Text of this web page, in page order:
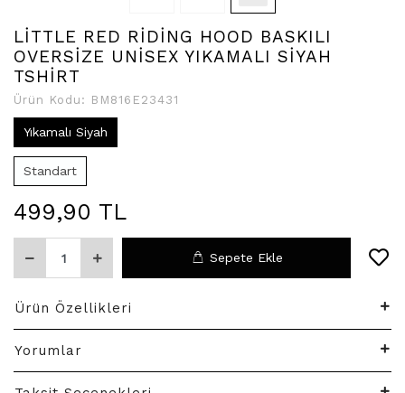
LİTTLE RED RİDİNG HOOD BASKILI
OVERSİZE UNİSEX YIKAMALI SİYAH
TSHİRT
Ürün Kodu: BM816E23431
Yıkamalı Siyah
Standart
499,90 TL
Sepete Ekle
Ürün Özellikleri
Yorumlar